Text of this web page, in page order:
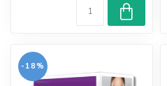
-18%